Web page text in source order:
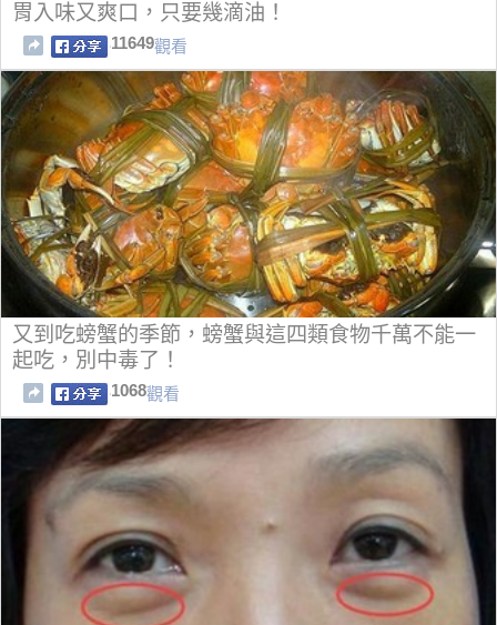
胃入味又爽口，只要幾滴油！
11649觀看
又到吃螃蟹的季節，螃蟹與這四類食物千萬不能一
起吃，別中毒了！
1068觀看